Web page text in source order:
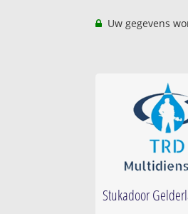
Uw gegevens
Stukadoor